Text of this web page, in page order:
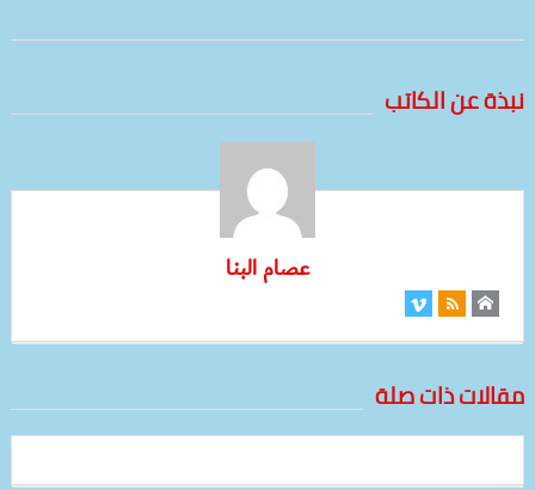
نبذة عن الكاتب
عصام البنا
مقالات ذات صلة